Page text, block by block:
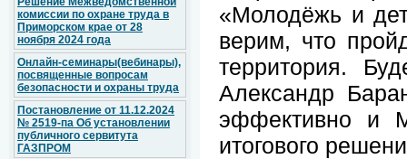
комиссии по охране труда в
Приморском крае от 28
ноября 2024 года
Онлайн-семинары(вебинары),
посвященные вопросам
безопасности и охраны труда
Постановление от 11.12.2024
№ 2519-па Об установлении
публичного сервитута
ГАЗПРОМ
«Молодёжь и
верим, что
территория.
Александр
эффективно и
итогового